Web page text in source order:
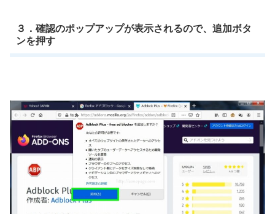
３．確認のポップアップが表示されるので、追加ボタ
ンを押す